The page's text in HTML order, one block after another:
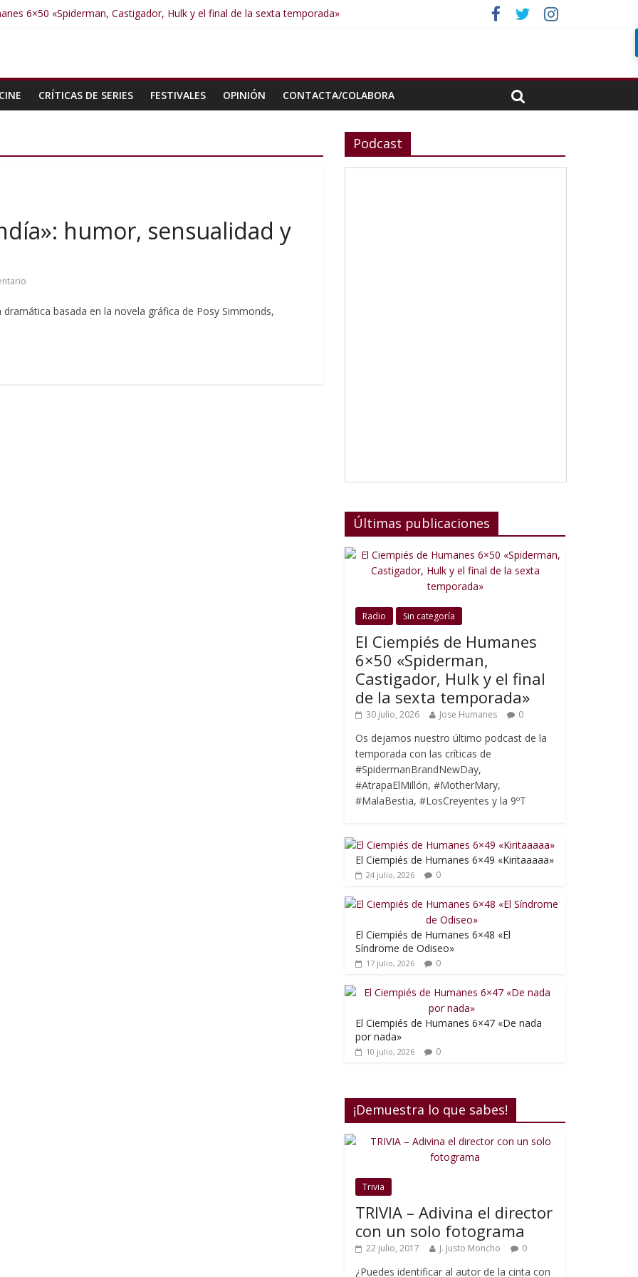
6×50 «Spiderman, Castigador, Hulk y el final de la sexta temporada»
6×46 «Ciudadano Minion»
CRÍTICAS DE SERIES FESTIVALES OPINIÓN CONTACTA/COLABORA
humor, sensualidad y
basada en la novela gráfica de Posy Simmonds,
Podcast
Últimas publicaciones
Radio Sin categoría
El Ciempiés de Humanes
6×50 «Spiderman,
Castigador, Hulk y el final
de la sexta temporada»
30 julio, 2026 Jose Humanes 0
Os dejamos nuestro último podcast de la
temporada con las críticas de
#SpidermanBrandNewDay,
#AtrapaElMillón, #MotherMary,
#MalaBestia, #LosCreyentes y la 9ºT
El Ciempiés de Humanes 6×49 «Kiritaaaaa»
24 julio, 2026 0
El Ciempiés de Humanes 6×48 «El
Síndrome de Odiseo»
17 julio, 2026 0
El Ciempiés de Humanes 6×47 «De nada
por nada»
10 julio, 2026 0
¡Demuestra lo que sabes!
Trivia
TRIVIA – Adivina el director
con un solo fotograma
22 julio, 2017 J. Justo Moncho 0
¿Puedes identificar al autor de la cinta con